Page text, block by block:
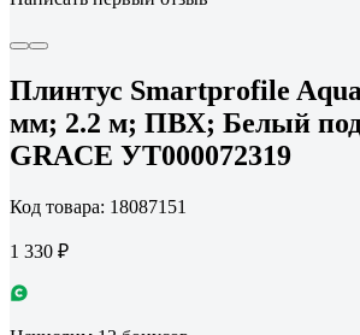
Плинтус Smartprofile
мм; 2.2 м; ПВХ; Белый под
GRACE УТ000072319
Код товара: 18087151
1 330 ₽